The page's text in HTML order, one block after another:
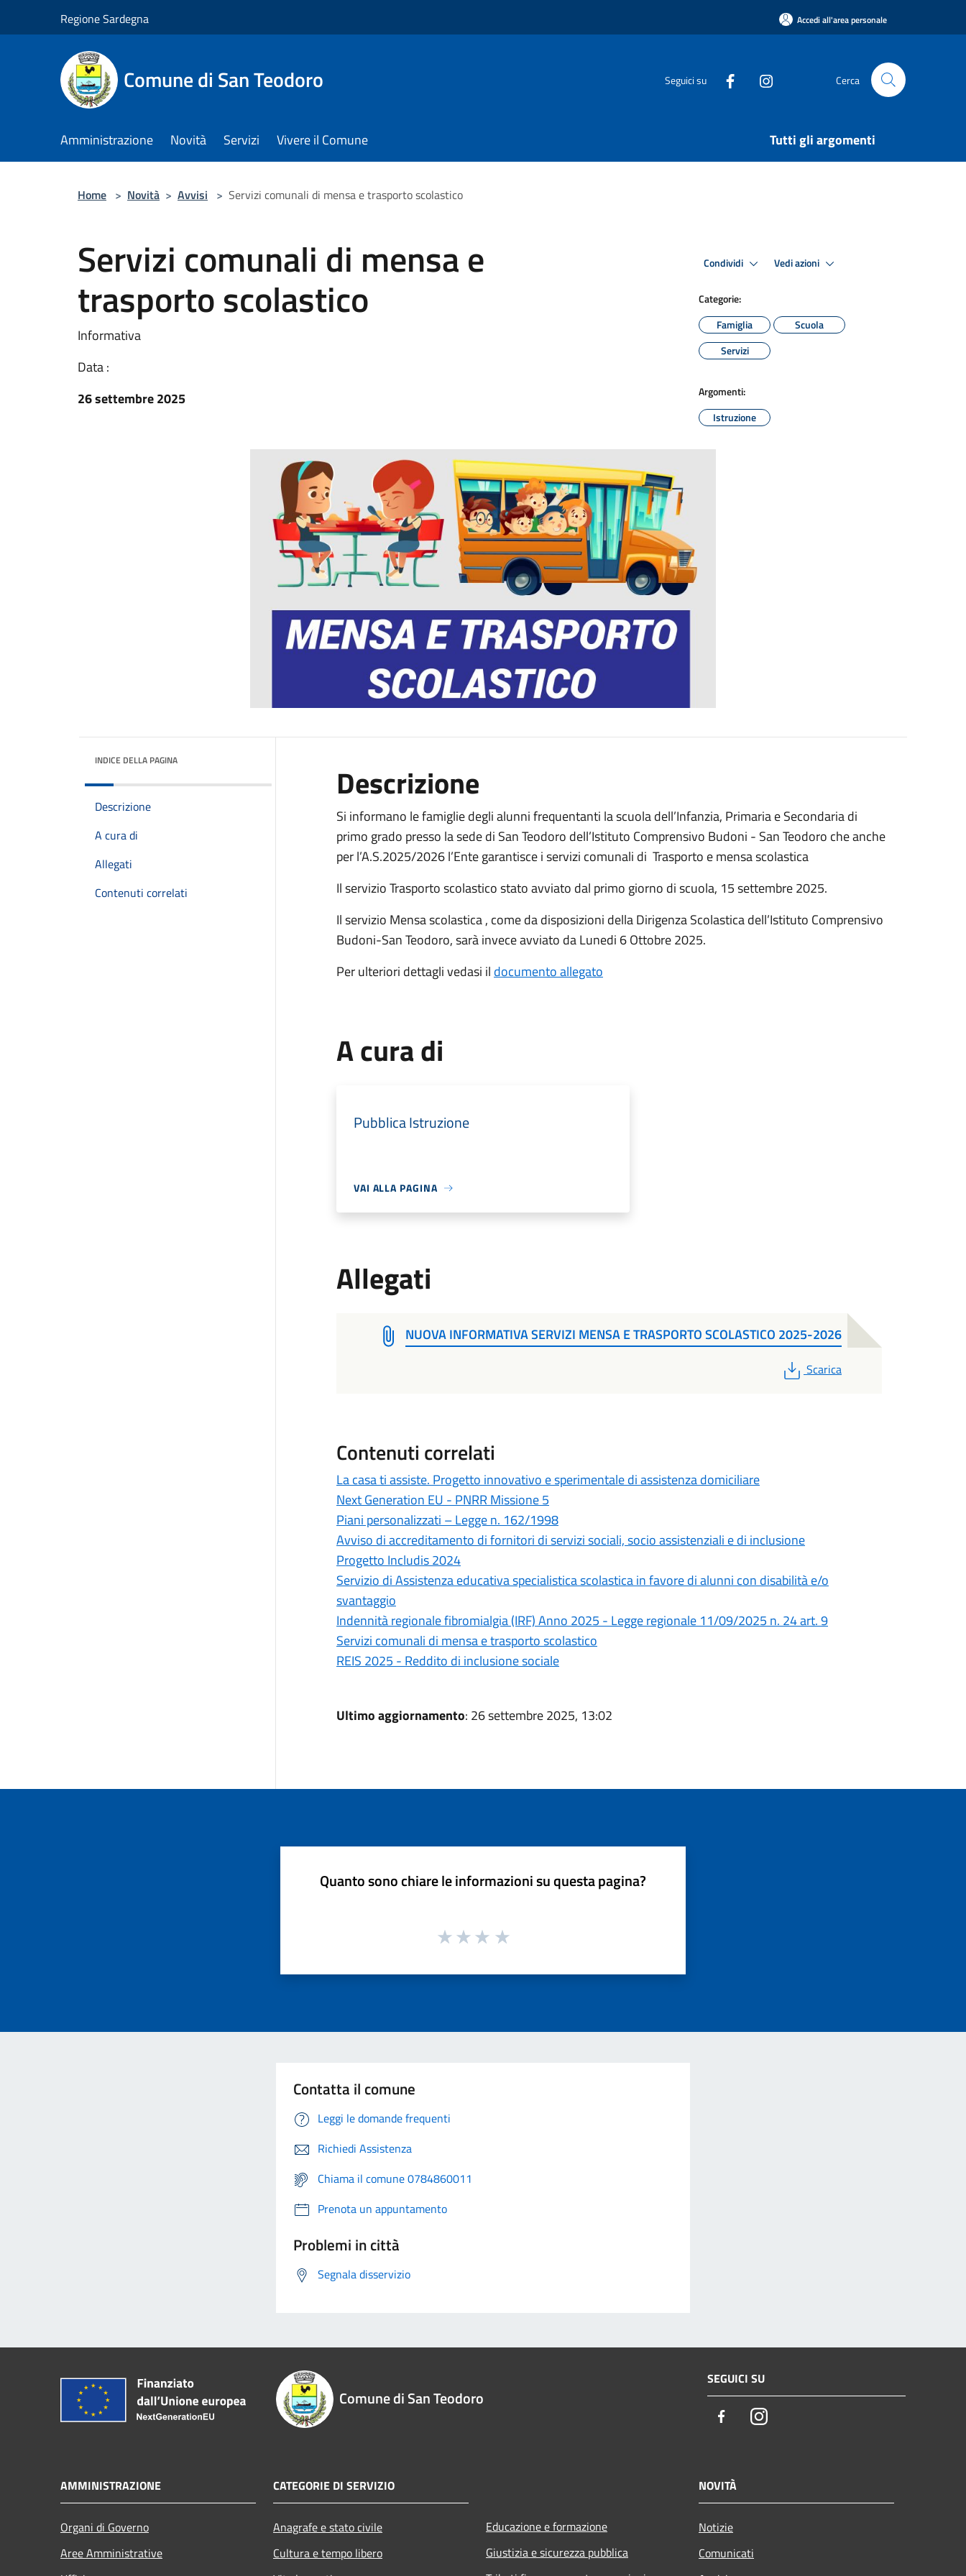
Regione Sardegna Accedi all'area personale
Comune di San Teodoro Seguici su Cerca
Amministrazione Novità Servizi Vivere il Comune Tutti gli argomenti
Home > Novità > Avvisi > Servizi comunali di mensa e trasporto scolastico
Servizi comunali di mensa e
trasporto scolastico
Informativa
Data :
26 settembre 2025
Condividi Vedi azioni
Categorie:
Famiglia
Scuola
Servizi
Argomenti:
Istruzione
INDICE DELLA PAGINA
Descrizione
A cura di
Allegati
Contenuti correlati
Descrizione
Si informano le famiglie degli alunni frequentanti la scuola dell’Infanzia, Primaria e Secondaria di
primo grado presso la sede di San Teodoro dell’Istituto Comprensivo Budoni - San Teodoro che anche
per l’A.S.2025/2026 l’Ente garantisce i servizi comunali di Trasporto e mensa scolastica
Il servizio Trasporto scolastico stato avviato dal primo giorno di scuola, 15 settembre 2025.
Il servizio Mensa scolastica , come da disposizioni della Dirigenza Scolastica dell’Istituto Comprensivo
Budoni-San Teodoro, sarà invece avviato da Lunedi 6 Ottobre 2025.
Per ulteriori dettagli vedasi il documento allegato
A cura di
Pubblica Istruzione
VAI ALLA PAGINA
Allegati
NUOVA INFORMATIVA SERVIZI MENSA E TRASPORTO SCOLASTICO 2025-2026
PDF
Scarica
Contenuti correlati
La casa ti assiste. Progetto innovativo e sperimentale di assistenza domiciliare
Next Generation EU - PNRR Missione 5
Piani personalizzati – Legge n. 162/1998
Avviso di accreditamento di fornitori di servizi sociali, socio assistenziali e di inclusione
Progetto Includis 2024
Servizio di Assistenza educativa specialistica scolastica in favore di alunni con disabilità e/o
svantaggio
Indennità regionale fibromialgia (IRF) Anno 2025 - Legge regionale 11/09/2025 n. 24 art. 9
Servizi comunali di mensa e trasporto scolastico
REIS 2025 - Reddito di inclusione sociale
Ultimo aggiornamento: 26 settembre 2025, 13:02
Quanto sono chiare le informazioni su questa pagina?
Contatta il comune
Leggi le domande frequenti
Richiedi Assistenza
Chiama il comune 0784860011
Prenota un appuntamento
Problemi in città
Segnala disservizio
Comune di San Teodoro
SEGUICI SU
FacebookInstagram
AMMINISTRAZIONE
Organi di Governo
Aree Amministrative
CATEGORIE DI SERVIZIO
Anagrafe e stato civile
Cultura e tempo libero
Educazione e formazione
Giustizia e sicurezza pubblica
NOVITÀ
Notizie
Comunicati